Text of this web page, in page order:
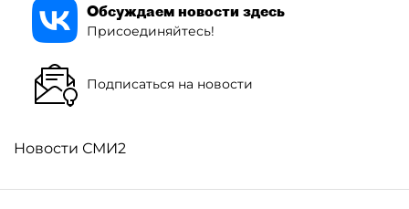
Обсуждаем новости здесь
Присоединяйтесь!
Подписаться на новости
Новости СМИ2